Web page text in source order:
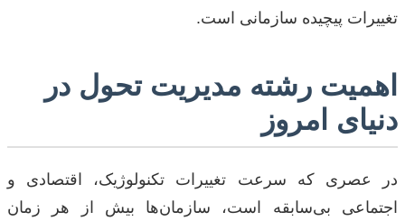
تغییرات پیچیده سازمانی است.
اهمیت رشته مدیریت تحول در
دنیای امروز
در عصری که سرعت تغییرات تکنولوژیک، اقتصادی و
اجتماعی بی‌سابقه است، سازمان‌ها بیش از هر زمان